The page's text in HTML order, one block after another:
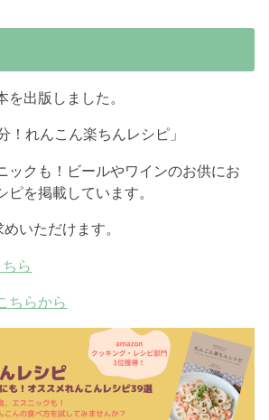
を出版しました。
！れんこん楽ちんレシピ」
ックも！ビールやワインのお供にお
ピを掲載しています。
いただけます。
ら
ちらから